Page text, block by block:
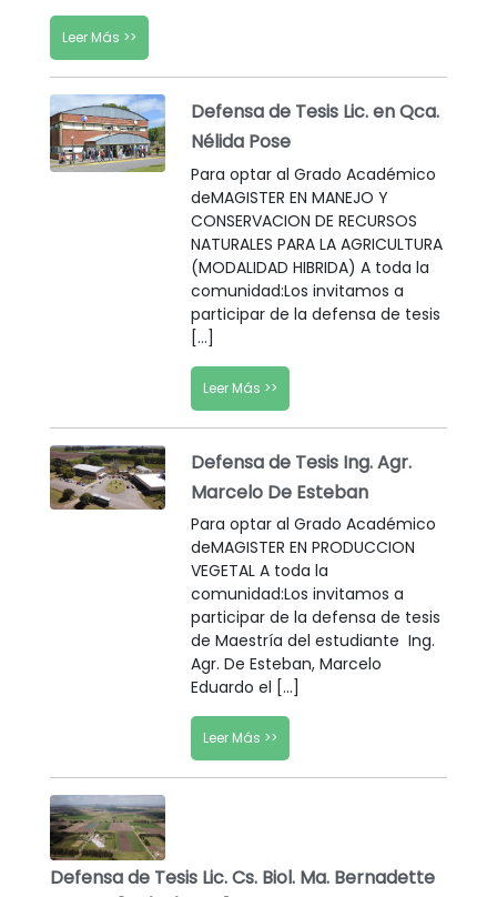
Leer Más >>
Defensa de Tesis Lic. en Qca.
Nélida Pose
Para optar al Grado Académico
deMAGISTER EN MANEJO Y
CONSERVACION DE RECURSOS
NATURALES PARA LA AGRICULTURA
(MODALIDAD HIBRIDA) A toda la
comunidad:Los invitamos a
participar de la defensa de tesis
[…]
Leer Más >>
Defensa de Tesis Ing. Agr.
Marcelo De Esteban
Para optar al Grado Académico
deMAGISTER EN PRODUCCION
VEGETAL A toda la
comunidad:Los invitamos a
participar de la defensa de tesis
de Maestría del estudiante Ing.
Agr. De Esteban, Marcelo
Eduardo el […]
Leer Más >>
Defensa de Tesis Lic. Cs. Biol. Ma. Bernadette